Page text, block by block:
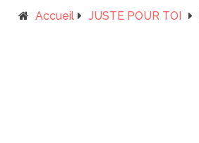
Accueil JUSTE POUR TOI